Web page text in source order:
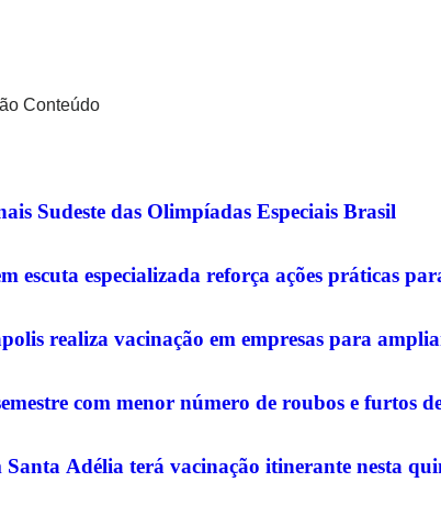
Conteúdo
Sudeste das Olimpíadas Especiais Brasil
escuta especializada reforça ações práticas
realiza vacinação em empresas para
com menor número de roubos e furtos
Adélia terá vacinação itinerante nesta